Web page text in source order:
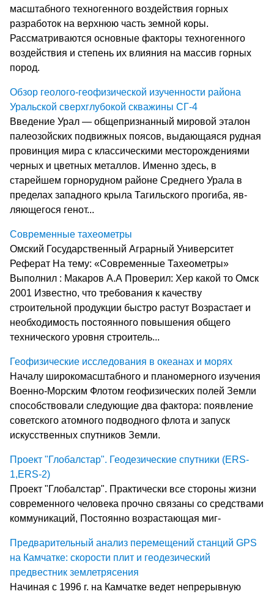
масштабного техногенного воздействия горных
разработок на верхнюю часть земной коры.
Рассматриваются основные факторы техногенного
воздействия и степень их влияния на массив горных
пород.
Обзор геолого-геофизической изученности района
Уральской сверхглубокой скважины СГ-4
Введение Урал — общепризнанный мировой эта­лон
палеозойских подвижных поясов, выдающаяся рудная
провинция мира с классическими месторождениями
черных и цветных металлов. Именно здесь, в
старейшем горнорудном рай­оне Среднего Урала в
пределах запад­ного крыла Тагильского прогиба, яв­
ляющегося генот...
Современные тахеометры
Омский Государственный Аграрный Университет
Реферат На тему: «Современные Тахеометры»
Выполнил : Макаров А.А Проверил: Хер какой то Омск
2001 Известно, что требования к качеству
строительной продукции быстро растут Возрастает и
необходимость постоянного повышения общего
технического уровня строитель...
Геофизические исследования в океанах и морях
Началу широкомасштабного и планомерного изучения
Военно-Морским Флотом геофизических полей Земли
способствовали следующие два фактора: появление
советского атомного подводного флота и запуск
искусственных спутников Земли.
Проект "Глобалстар". Геодезические спутники (ERS-
1,ERS-2)
Проект "Глобалстар". Практически все стороны жизни
современного человека прочно связаны со средствами
коммуникаций, Постоянно возрастающая миг-
Предварительный анализ перемещений станций GPS
на Камчатке: скорости плит и геодезический
предвестник землетрясения
Начиная с 1996 г. на Камчатке ведет непрерывную